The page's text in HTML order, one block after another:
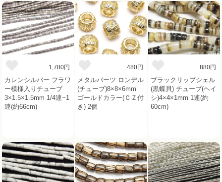
1,780円
カレンシルバー フラワ
ー模様入りチューブ
3×1.5×1.5mm 1/4連~1
連(約66cm)
480円
メタルパーツ ロンデル
(チューブ)8×8×6mm
ゴールドカラー(ＣＺ付
き) 2個
880円
ブラックリップシェル
(黒蝶貝) チューブ(ヘイ
シ)4×4×1mm 1連(約
60cm)